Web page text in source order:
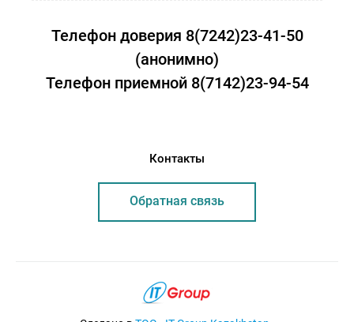
Телефон доверия 8(7242)23-41-50
(анонимно)
Телефон приемной 8(7142)23-94-54
Контакты
Обратная связь